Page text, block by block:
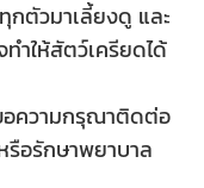
ตัวมาเลี้ยงดู และ
ำให้สัตว์เครียดได้
อความกรุณาติดต่อ
รือรักษาพยาบาล